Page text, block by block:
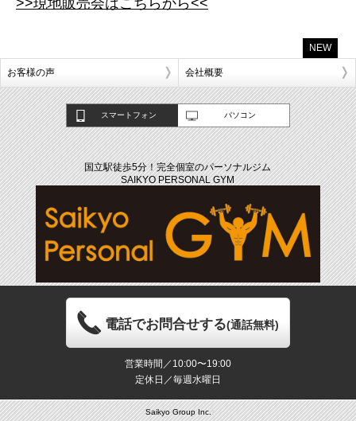
>>現地販売会はこちらから<<
NEW
お客様の声 会社概要
スマートフォン パソコン
国立駅徒歩5分！完全個室のパーソナルジム
SAIKYO PERSONAL GYM
電話でお問合せする(通話無料)
営業時間／10:00〜19:00
定休日／毎週水曜日
Saikyo Group Inc.